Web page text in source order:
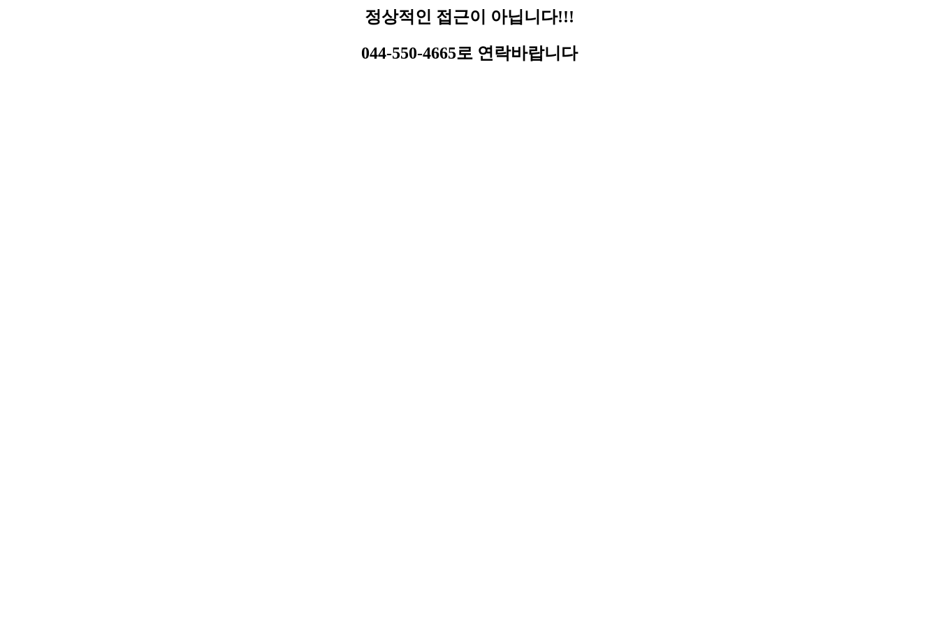
정상적인 접근이 아닙니다!!!
044-550-4665로 연락바랍니다